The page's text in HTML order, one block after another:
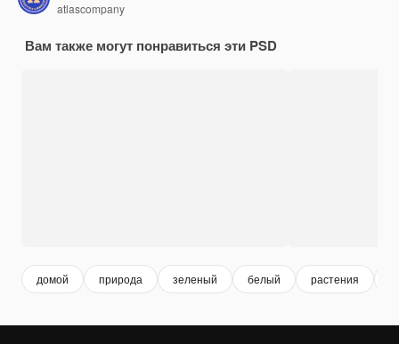
atlascompany
Вам также могут понравиться эти PSD
домой природа зеленый белый растения